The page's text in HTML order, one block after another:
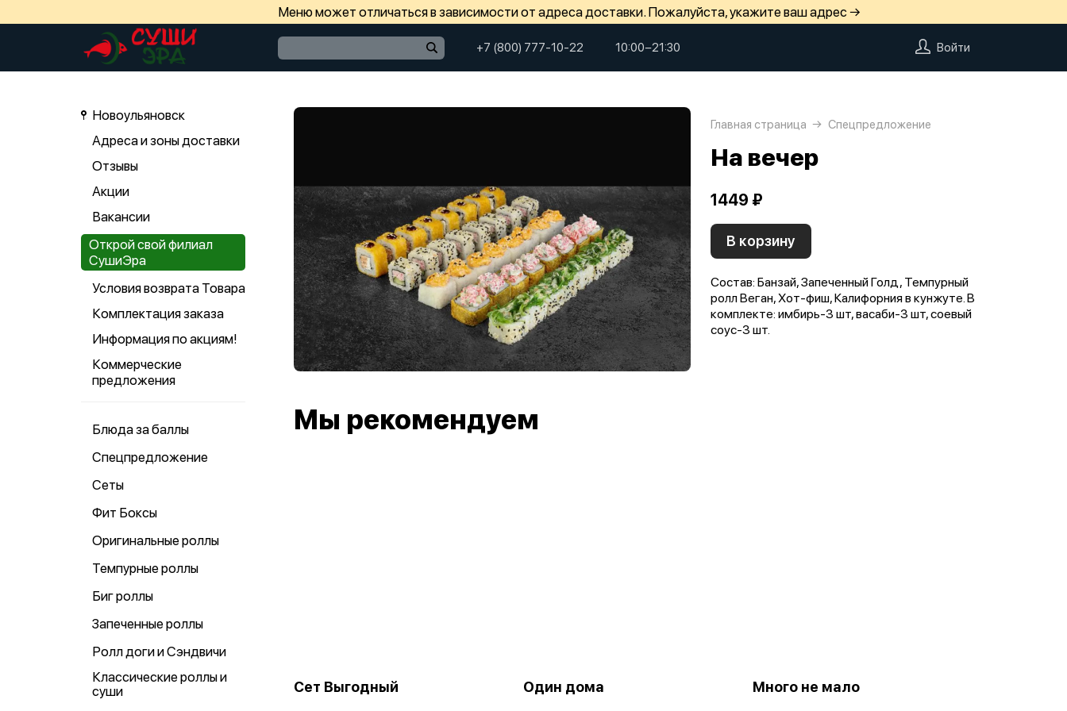
Меню может отличаться в зависимости от адреса доставки. Пожалуйста, укажите ваш адрес →
+7 (800) 777-10-22 10:00−21:30 Войти
Новоульяновск
Адреса и зоны доставки
Отзывы
Акции
Вакансии
Открой свой филиал
СушиЭра
Условия возврата Товара
Комплектация заказа
Информация по акциям!
Коммерческие
предложения
Блюда за баллы
Спецпредложение
Сеты
Фит Боксы
Оригинальные роллы
Темпурные роллы
Биг роллы
Запеченные роллы
Ролл доги и Сэндвичи
Классические роллы и
суши
Главная страница Спецпредложение
На вечер
1449 ₽
В корзину
Состав: Банзай, Запеченный Голд, Темпурный
ролл Веган, Хот-фиш, Калифорния в кунжуте. В
комплекте: имбирь-3 шт, васаби-3 шт, соевый
соус-3 шт.
Мы рекомендуем
Сет Выгодный Один дома Много не мало